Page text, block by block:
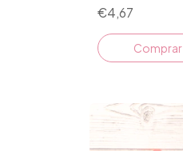
€4,67
Comprar